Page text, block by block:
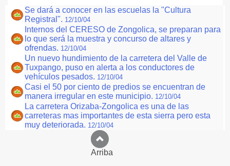
Se dará a conocer en las escuelas la "Cultura
Registral". 12/10/04
Internos del CERESO de Zongolica, se preparan para
lo que será la muestra y concurso de altares y
ofrendas. 12/10/04
Un nuevo hundimiento de la carretera del Valle de
Tuxpango, puso en alerta a los conductores de
vehículos pesados. 12/10/04
Casi el 50 por ciento de predios se encuentran de
manera irregular en este municipio. 12/10/04
La carretera Orizaba-Zongolica es una de las
carreteras mas importantes de esta sierra pero esta
muy deteriorada. 12/10/04
Arriba